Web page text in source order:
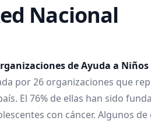
Nacional
de Ayuda a
por 26 organizaciones que
El 76% de ellas han sido
con cáncer. Algunos